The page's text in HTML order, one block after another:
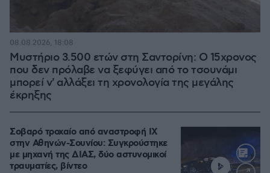
Μυστήριο 3.500 ετών στη Σαντορίνη: Ο 15χρονος
που δεν πρόλαβε να ξεφύγει από το τσουνάμι
μπορεί ν' αλλάξει τη χρονολογία της μεγάλης
έκρηξης
08.08.2026, 18:08
Σοβαρό τροχαίο από αναστροφή ΙΧ
στην Αθηνών-Σουνίου: Συγκρούστηκε
με μηχανή της ΔΙΑΣ, δύο αστυνομικοί
τραυματίες, βίντεο